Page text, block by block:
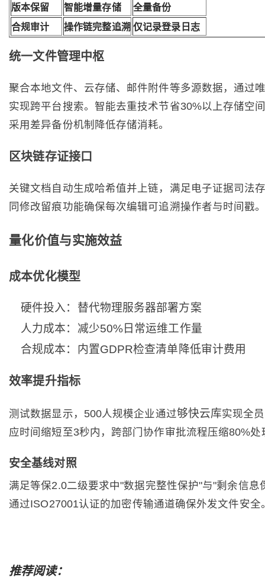
版本保留
智能增量存储
全量备份
合规审计
操作链完整追溯 仅记录登录日志
统一文件管理中枢
聚合本地文件、云存储、邮件附件等多源数据，通过
实现跨平台搜索。智能去重技术节省30%以上存储空
采用差异备份机制降低存储消耗。
区块链存证接口
关键文档自动生成哈希值并上链，满足电子证据司法
同修改留痕功能确保每次编辑可追溯操作者与时间戳
量化价值与实施效益
成本优化模型
硬件投入：替代物理服务器部署方案
人力成本：减少50%日常运维工作量
合规成本：内置GDPR检查清单降低审计费用
效率提升指标
测试数据显示，500人规模企业通过够快云库实现全
应时间缩短至3秒内，跨部门协作审批流程压缩80%处
安全基线对照
满足等保2.0二级要求中"数据完整性保护"与"剩余信息
通过ISO27001认证的加密传输通道确保外发文件安全
推荐阅读：